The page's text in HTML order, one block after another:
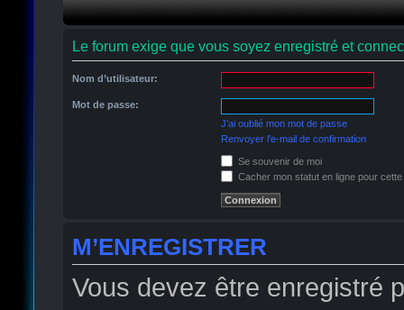
Le forum exige que vous soyez enregistré et
Nom d’utilisateur:
Mot de passe:
J’ai oublié mon mot de passe
Renvoyer l’e-mail de confirmation
Se souvenir de moi
Cacher mon statut en ligne pour
M’ENREGISTRER
Vous devez être enregistré